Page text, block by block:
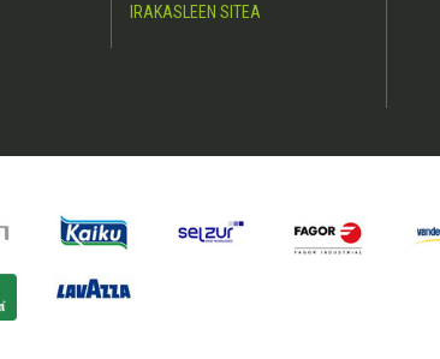
IRAKASLEEN SITEA